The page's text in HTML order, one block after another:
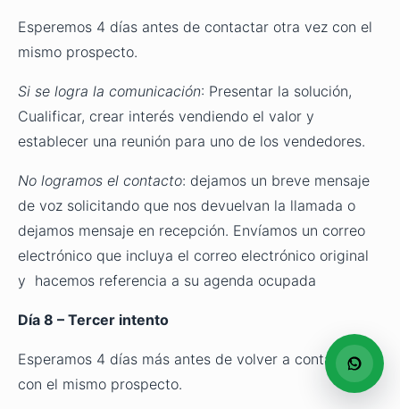
Esperemos 4 días antes de contactar otra vez con el
mismo prospecto.
Si se logra la comunicación: Presentar la solución,
Cualificar, crear interés vendiendo el valor y
establecer una reunión para uno de los vendedores.
No logramos el contacto: dejamos un breve mensaje
de voz solicitando que nos devuelvan la llamada o
dejamos mensaje en recepción. Envíamos un correo
electrónico que incluya el correo electrónico original
y hacemos referencia a su agenda ocupada
Día 8 – Tercer intento
Esperamos 4 días más antes de volver a contactar
con el mismo prospecto.